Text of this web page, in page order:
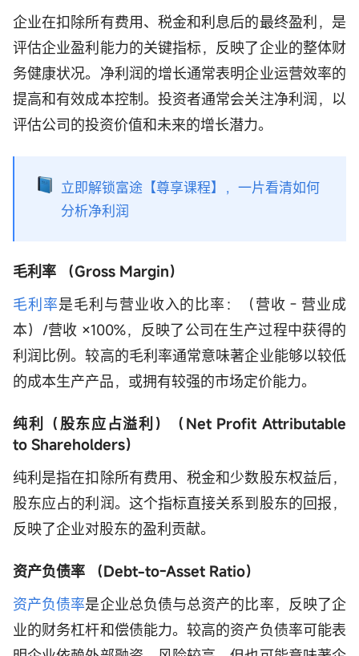
企业在扣除所有费用、税金和利息后的最终盈利，是
评估企业盈利能力的关键指标，反映了企业的整体财
务健康状况。净利润的增长通常表明企业运营效率的
提高和有效成本控制。投资者通常会关注净利润，以
评估公司的投资价值和未来的增长潜力。
立即解锁富途【尊享课程】，一片看清如何
分析净利润
毛利率 （Gross Margin）
毛利率是毛利与营业收入的比率：（营收－营业成
本）/营收 ×100%，反映了公司在生产过程中获得的
利润比例。较高的毛利率通常意味著企业能够以较低
的成本生产产品，或拥有较强的市场定价能力。
纯利（股东应占溢利）（Net Profit Attributable
to Shareholders）
纯利是指在扣除所有费用、税金和少数股东权益后，
股东应占的利润。这个指标直接关系到股东的回报，
反映了企业对股东的盈利贡献。
资产负债率 （Debt-to-Asset Ratio）
资产负债率是企业总负债与总资产的比率，反映了企
业的财务杠杆和偿债能力。较高的资产负债率可能表